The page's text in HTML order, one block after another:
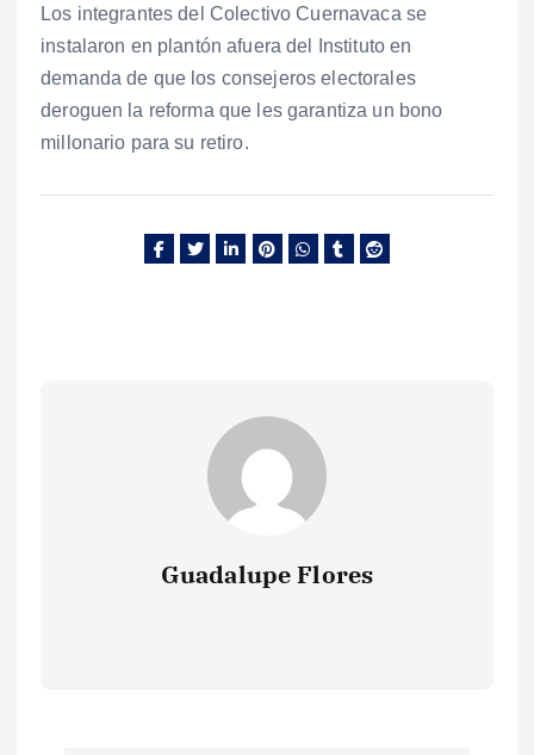
Los integrantes del Colectivo Cuernavaca se
instalaron en plantón afuera del Instituto en
demanda de que los consejeros electorales
deroguen la reforma que les garantiza un bono
millonario para su retiro.
Guadalupe Flores